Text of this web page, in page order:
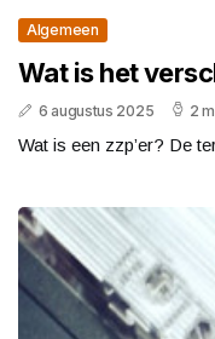
Algemeen
Wat is het
6 augustus 2025 2
Wat is een zzp’er? De